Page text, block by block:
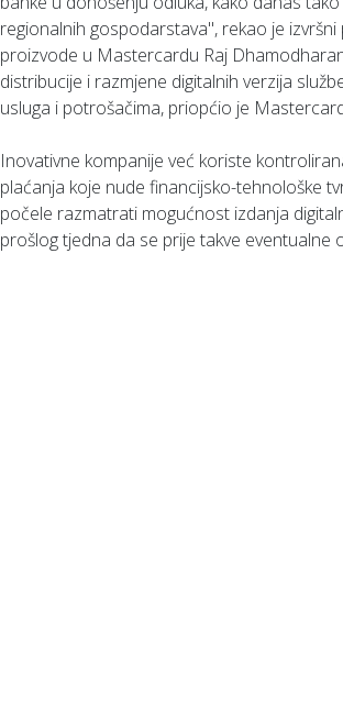
regionalnih gospodarstava", rekao je
proizvode u Mastercardu Raj
distribucije i razmjene digitalnih verzija
usluga i potrošačima, priopćio je
Inovativne kompanije već koriste
plaćanja koje nude financijsko-tehnološke
počele razmatrati mogućnost izdanja
prošlog tjedna da se prije takve eventualne